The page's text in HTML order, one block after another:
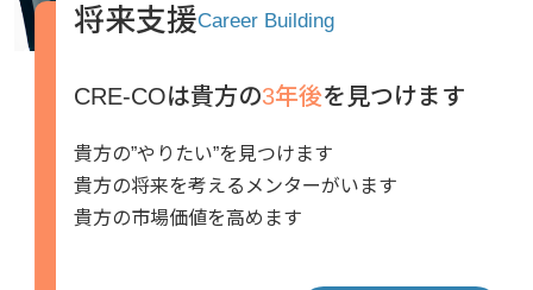
将来支援Career Building
CRE-COは貴方の3年後を見つけます
貴方の”やりたい”を見つけます
貴方の将来を考えるメンターがいます
貴方の市場価値を高めます